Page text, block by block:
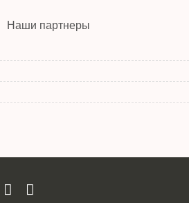
Наши партнеры